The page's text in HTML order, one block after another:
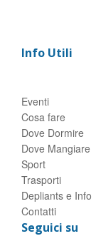
Info Utili
Eventi
Cosa fare
Dove Dormire
Dove Mangiare
Sport
Trasporti
Depliants e Info
Contatti
Seguici su